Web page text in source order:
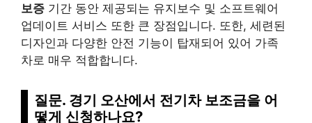
보증 기간 동안 제공되는 유지보수 및 소프트웨어
업데이트 서비스 또한 큰 장점입니다. 또한, 세련된
디자인과 다양한 안전 기능이 탑재되어 있어 가족
차로 매우 적합합니다.
질문. 경기 오산에서 전기차 보조금을 어
떻게 신청하나요?